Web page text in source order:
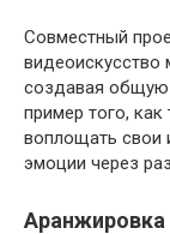
Совместный
видеоискусство
создавая общую
пример того,
воплощать свои
эмоции через
Аранжировка